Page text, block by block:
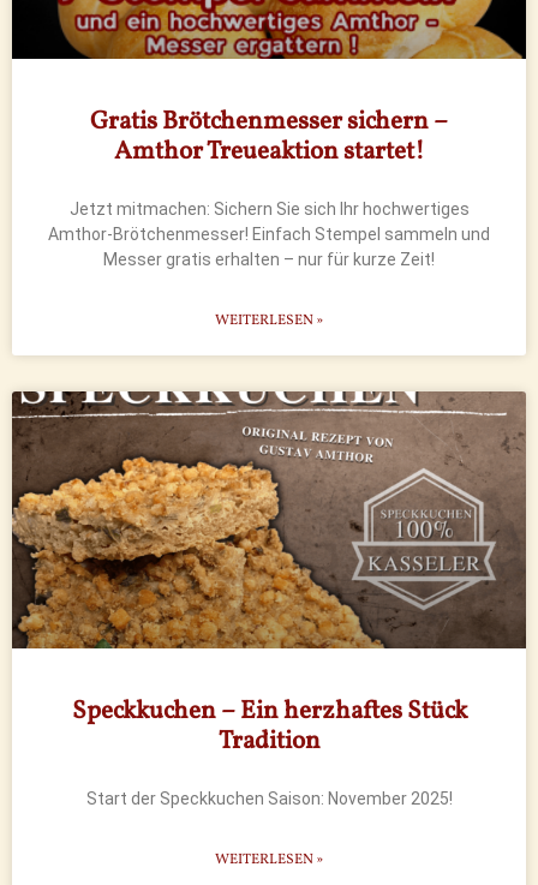
Gratis Brötchenmesser sichern –
Amthor Treueaktion startet!
Jetzt mitmachen: Sichern Sie sich Ihr hochwertiges
Amthor-Brötchenmesser! Einfach Stempel sammeln und
Messer gratis erhalten – nur für kurze Zeit!
WEITERLESEN »
Speckkuchen – Ein herzhaftes Stück
Tradition
Start der Speckkuchen Saison: November 2025!
WEITERLESEN »